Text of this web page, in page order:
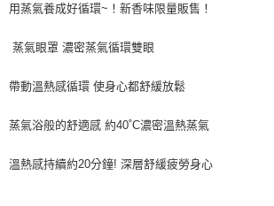
用蒸氣養成好循環~！新香味限量販售！
蒸氣眼罩 濃密蒸氣循環雙眼
帶動溫熱感循環 使身心都舒緩放鬆
蒸氣浴般的舒適感 約40˚C濃密溫熱蒸氣
溫熱感持續約20分鐘! 深層舒緩疲勞身心